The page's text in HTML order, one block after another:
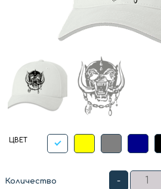
ЦВЕТ
Количество -